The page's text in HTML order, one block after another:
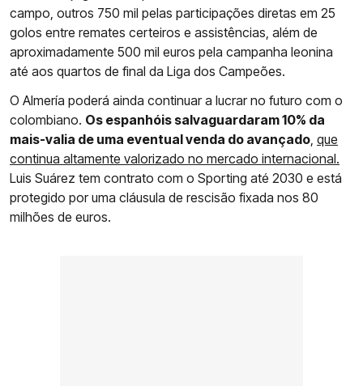
campo, outros 750 mil pelas participações diretas em 25
golos entre remates certeiros e assistências, além de
aproximadamente 500 mil euros pela campanha leonina
até aos quartos de final da Liga dos Campeões.
O Almería poderá ainda continuar a lucrar no futuro com o
colombiano. Os espanhóis salvaguardaram 10% da
mais-valia de uma eventual venda do avançado, que
continua altamente valorizado no mercado internacional.
Luis Suárez tem contrato com o Sporting até 2030 e está
protegido por uma cláusula de rescisão fixada nos 80
milhões de euros.